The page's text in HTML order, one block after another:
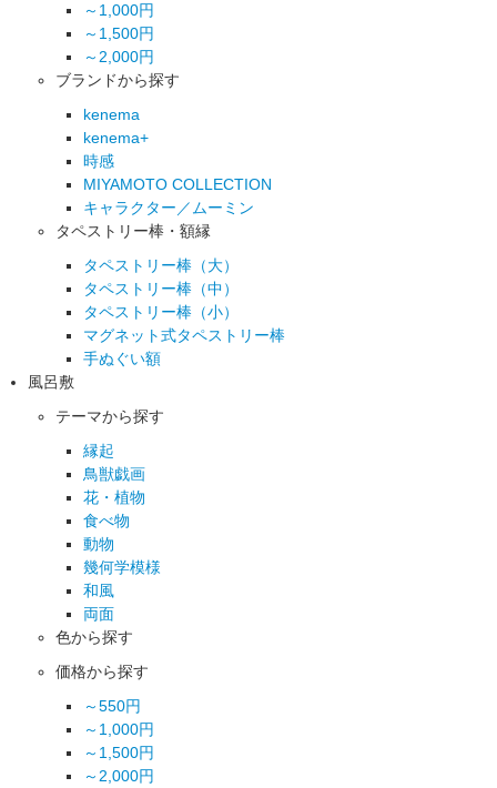
～1,000円
～1,500円
～2,000円
ブランドから探す
kenema
kenema+
時感
MIYAMOTO COLLECTION
キャラクター／ムーミン
タペストリー棒・額縁
タペストリー棒（大）
タペストリー棒（中）
タペストリー棒（小）
マグネット式タペストリー棒
手ぬぐい額
風呂敷
テーマから探す
縁起
鳥獣戯画
花・植物
食べ物
動物
幾何学模様
和風
両面
色から探す
価格から探す
～550円
～1,000円
～1,500円
～2,000円